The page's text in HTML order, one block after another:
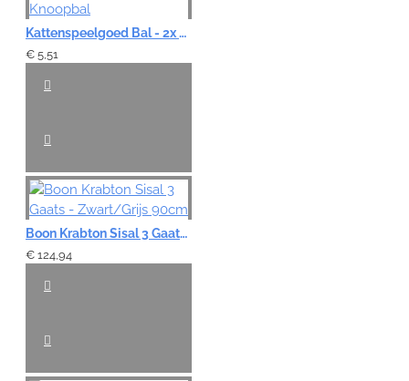
Kattenspeelgoed Bal - 2x Smiley en 2x Knoopbal
€ 5,51
Boon Krabton Sisal 3 Gaats - Zwart/Grijs 90cm
€ 124,94